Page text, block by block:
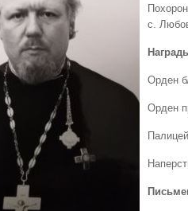
с.
Орден
Орден